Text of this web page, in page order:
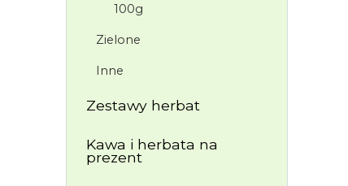
100g
Zielone
Inne
Zestawy herbat
Kawa i herbata na
prezent